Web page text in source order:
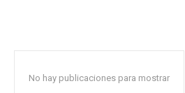
No hay publicaciones para mostrar